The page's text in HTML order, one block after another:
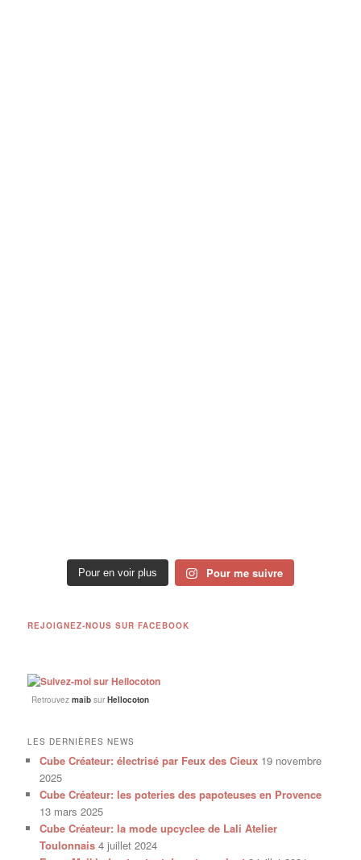
Pour en voir plus Pour me suivre
REJOIGNEZ-NOUS SUR FACEBOOK
Retrouvezmaib surHellocoton
LES DERNIÈRES NEWS
Cube Créateur: électrisé par Feux des Cieux 19 novembre
2025
Cube Créateur: les poteries des papoteuses en Provence
13 mars 2025
Cube Créateur: la mode upcyclee de Lali Atelier
Toulonnais 4 juillet 2024